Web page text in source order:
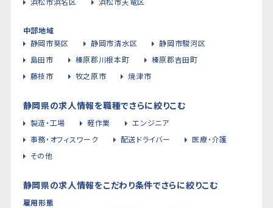
中部地域
静岡市葵区
静岡市清水区
静岡市駿河区
島田市
榛原郡川根本町
榛原郡吉田町
藤枝市
牧之原市 焼津市
静岡県の求人情報を職種でさらに絞りこむ
製造・工場 軽作業
エンジニア
事務・オフィスワーク
配送ドライバー
医療・介護
その他
静岡県の求人情報をこだわり条件でさらに絞りこむ
雇用形態